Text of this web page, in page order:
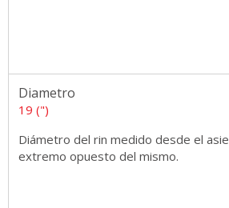
Diametro
19 (")
Diámetro del rin medido desde el
extremo opuesto del mismo.